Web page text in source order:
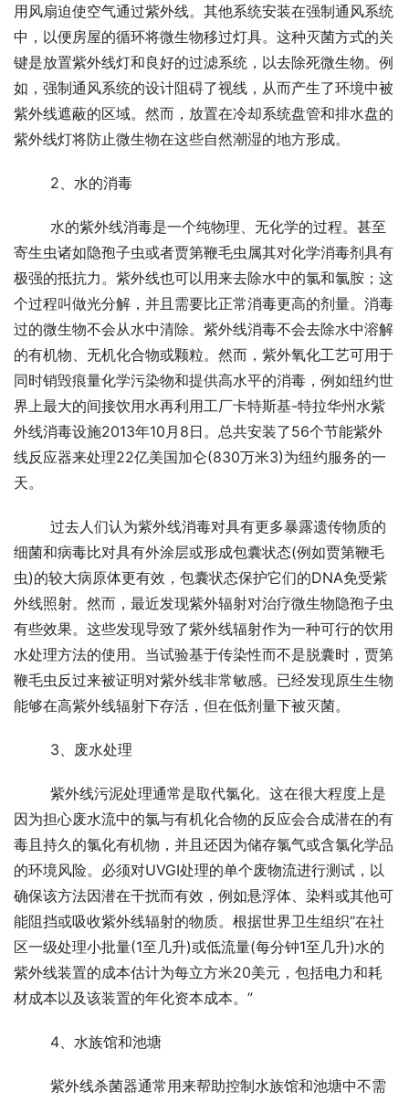
用风扇迫使空气通过紫外线。其他系统安装在强制通风系统
中，以便房屋的循环将微生物移过灯具。这种灭菌方式的关
键是放置紫外线灯和良好的过滤系统，以去除死微生物。例
如，强制通风系统的设计阻碍了视线，从而产生了环境中被
紫外线遮蔽的区域。然而，放置在冷却系统盘管和排水盘的
紫外线灯将防止微生物在这些自然潮湿的地方形成。
	2、水的消毒
寄生虫诸如隐孢子虫或者贾第鞭毛虫属其对化学消毒剂具有
极强的抵抗力。紫外线也可以用来去除水中的氯和氯胺；这
个过程叫做光分解，并且需要比正常消毒更高的剂量。消毒
过的微生物不会从水中清除。紫外线消毒不会去除水中溶解
的有机物、无机化合物或颗粒。然而，紫外氧化工艺可用于
同时销毁痕量化学污染物和提供高水平的消毒，例如纽约世
界上最大的间接饮用水再利用工厂卡特斯基-特拉华州水紫
外线消毒设施2013年10月8日。总共安装了56个节能紫外
线反应器来处理22亿美国加仑(830万米3)为纽约服务的一
天。
细菌和病毒比对具有外涂层或形成包囊状态(例如贾第鞭毛
虫)的较大病原体更有效，包囊状态保护它们的DNA免受紫
外线照射。然而，最近发现紫外辐射对治疗微生物隐孢子虫
有些效果。这些发现导致了紫外线辐射作为一种可行的饮用
水处理方法的使用。当试验基于传染性而不是脱囊时，贾第
鞭毛虫反过来被证明对紫外线非常敏感。已经发现原生生物
能够在高紫外线辐射下存活，但在低剂量下被灭菌。
	3、废水处理
因为担心废水流中的氯与有机化合物的反应会合成潜在的有
毒且持久的氯化有机物，并且还因为储存氯气或含氯化学品
的环境风险。必须对UVGI处理的单个废物流进行测试，以
确保该方法因潜在干扰而有效，例如悬浮体、染料或其他可
能阻挡或吸收紫外线辐射的物质。根据世界卫生组织“在社
区一级处理小批量(1至几升)或低流量(每分钟1至几升)水的
紫外线装置的成本估计为每立方米20美元，包括电力和耗
材成本以及该装置的年化资本成本。”
	4、水族馆和池塘